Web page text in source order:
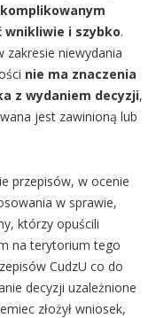
wnikliwie i szybko.
zakresie niewydania
nie ma znaczenia
z wydaniem decyzji,
jest zawinioną lub
przepisów, w ocenie
w sprawie,
którzy opuścili
na terytorium tego
CudzU co do
decyzji uzależnione
złożył wniosek,